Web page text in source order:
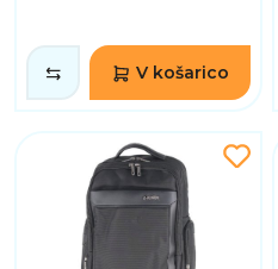
V košarico